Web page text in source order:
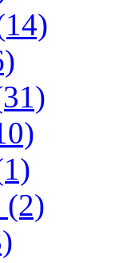
(2)